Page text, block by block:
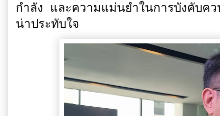
กำลัง และความแม่นยำในการบังคับค
น่าประทับใจ